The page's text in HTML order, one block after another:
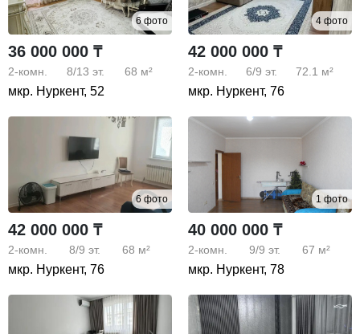
6 фото
36 000 000 ₸
2-комн. 8/13 эт. 68 м²
мкр. Нуркент, 52
4 фото
42 000 000 ₸
2-комн. 6/9 эт. 72.1 м²
мкр. Нуркент, 76
6 фото
42 000 000 ₸
2-комн. 8/9 эт. 68 м²
мкр. Нуркент, 76
1 фото
40 000 000 ₸
2-комн. 9/9 эт. 67 м²
мкр. Нуркент, 78